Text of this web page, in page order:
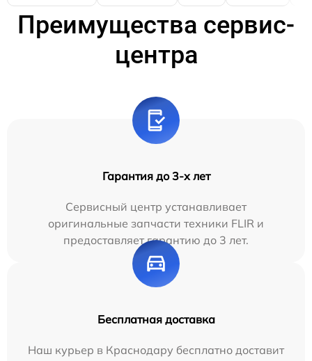
Преимущества сервис-
центра
Гарантия до 3-х лет
Сервисный центр устанавливает
оригинальные запчасти техники FLIR и
предоставляет гарантию до 3 лет.
Бесплатная доставка
Наш курьер в Краснодару бесплатно доставит